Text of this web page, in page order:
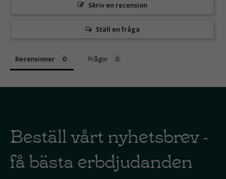
Skriv en recension
Ställ en fråga
Recensioner Frågor
Beställ vårt nyhetsbrev -
få bästa erbdjudanden